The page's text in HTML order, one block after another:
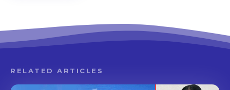
RELATED ARTICLES